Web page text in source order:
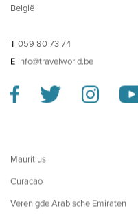
België
T 059 80 73 74
E info@travelworld.be
Mauritius
Curacao
Verenigde Arabische Emiraten